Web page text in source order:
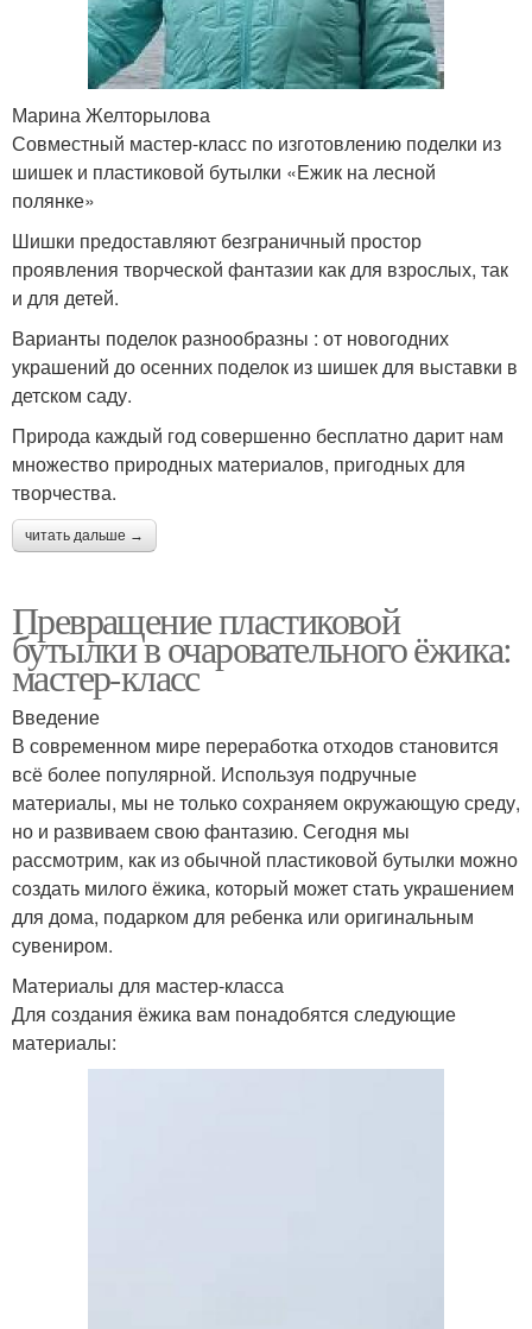
Марина Желторылова
Совместный мастер-класс по изготовлению поделки из
шишек и пластиковой бутылки «Ежик на лесной
полянке»
Шишки предоставляют безграничный простор
проявления творческой фантазии как для взрослых, так
и для детей.
Варианты поделок разнообразны : от новогодних
украшений до осенних поделок из шишек для выставки в
детском саду.
Природа каждый год совершенно бесплатно дарит нам
множество природных материалов, пригодных для
творчества.
читать дальше →
Превращение пластиковой
бутылки в очаровательного ёжика:
мастер-класс
Введение
В современном мире переработка отходов становится
всё более популярной. Используя подручные
материалы, мы не только сохраняем окружающую среду,
но и развиваем свою фантазию. Сегодня мы
рассмотрим, как из обычной пластиковой бутылки можно
создать милого ёжика, который может стать украшением
для дома, подарком для ребенка или оригинальным
сувениром.
Материалы для мастер-класса
Для создания ёжика вам понадобятся следующие
материалы: